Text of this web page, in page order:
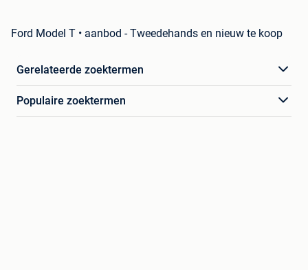
Ford Model T • aanbod - Tweedehands en nieuw te koop
Gerelateerde zoektermen
Populaire zoektermen